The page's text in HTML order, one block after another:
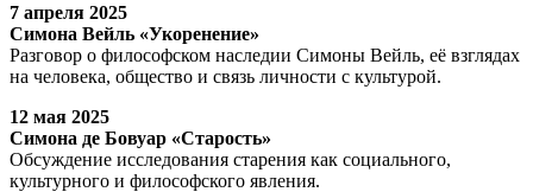
7 апреля 2025
Симона Вейль «Укоренение»
Разговор о философском наследии Симоны Вейль, её взглядах
на человека, общество и связь личности с культурой.
12 мая 2025
Симона де Бовуар «Старость»
Обсуждение исследования старения как социального,
культурного и философского явления.